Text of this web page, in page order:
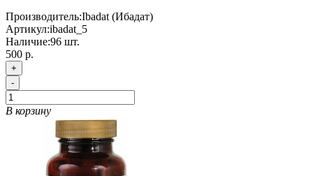
Производитель:Ibadat (Ибадат)
Артикул:ibadat_5
Наличие:96 шт.
500 р.
+
-
В корзину